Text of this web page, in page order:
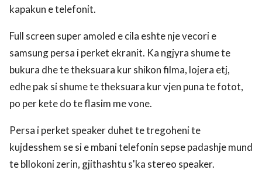
kapakun e telefonit.
Full screen super amoled e cila eshte nje vecori e
samsung persa i perket ekranit. Ka ngjyra shume te
bukura dhe te theksuara kur shikon filma, lojera etj,
edhe pak si shume te theksuara kur vjen puna te fotot,
po per kete do te flasim me vone.
Persa i perket speaker duhet te tregoheni te
kujdesshem se si e mbani telefonin sepse padashje mund
te bllokoni zerin, gjithashtu s'ka stereo speaker.